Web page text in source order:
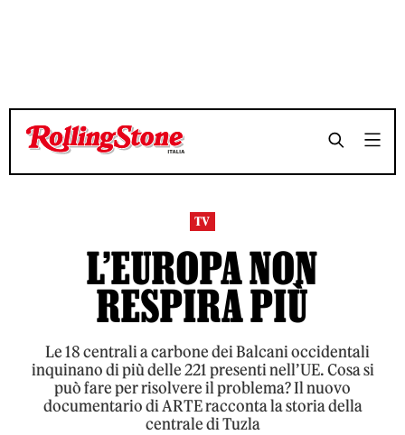
TEMPO DI LETTURA 2 MINUTI SHARE
TEMPO DI LETTURA 2 MINUTI SHARE
TV
L’EUROPA NON
RESPIRA PIÙ
Le 18 centrali a carbone dei Balcani occidentali
inquinano di più delle 221 presenti nell’UE. Cosa si
può fare per risolvere il problema? Il nuovo
documentario di ARTE racconta la storia della
centrale di Tuzla